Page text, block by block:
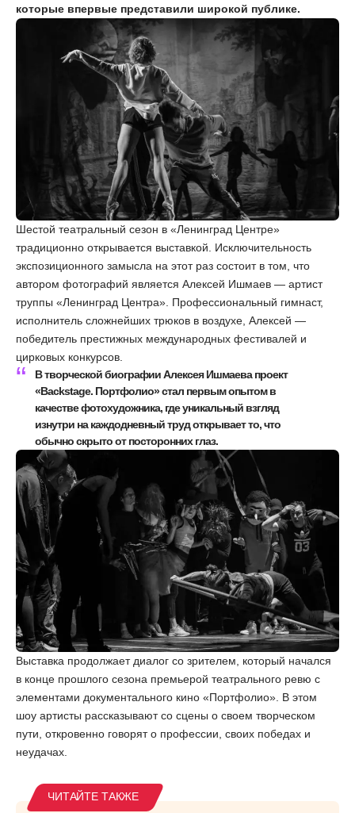
которые впервые представили широкой публике.
Шестой театральный сезон в «Ленинград Центре»
традиционно открывается выставкой. Исключительность
экспозиционного замысла на этот раз состоит в том, что
автором фотографий является Алексей Ишмаев — артист
труппы «Ленинград Центра». Профессиональный гимнаст,
исполнитель сложнейших трюков в воздухе, Алексей —
победитель престижных международных фестивалей и
цирковых конкурсов.
В творческой биографии Алексея Ишмаева проект
«Backstage. Портфолио» стал первым опытом в
качестве фотохудожника, где уникальный взгляд
изнутри на каждодневный труд открывает то, что
обычно скрыто от посторонних глаз.
Выставка продолжает диалог со зрителем, который начался
в конце прошлого сезона премьерой театрального ревю с
элементами документального кино «Портфолио». В этом
шоу артисты рассказывают со сцены о своем творческом
пути, откровенно говорят о профессии, своих победах и
неудачах.